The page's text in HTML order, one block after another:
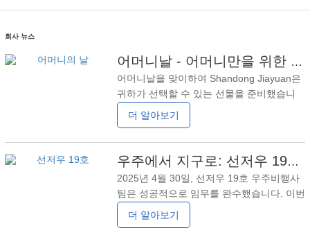
회사 뉴스
어머니날 - 어머니만을 위한 선물 선택하기
어머니날을 맞이하여 Shandong Jiayuan은
귀하가 선택할 수 있는 선물을 준비했습니
다. Shandong Jiayuan Plastic Technology
Co., Ltd.는 20년 이상 샤워 커튼, 매트리스
업체로 Walmart 및 Target의 공장 감사 인증
은 물론 BSCI, SCAN 및 GRS 인증도 받았습
니다.아래에서 이 사랑스러운 선물 방으로
여러분을 초대합니다. 샤워커튼:식품등급
PEVA, 엄마 건강 챙기기, 방수, 곰팡이 방지,
물티슈로 깨끗해서 엄마가 욕실 위생 청소로
더 알아보기
우주에서 지구로: 선저우 19호의 귀환 여정에서 얻은 깨달음들
2025년 4월 30일, 선저우 19호 우주비행사
팀은 성공적으로 임무를 완수했습니다. 이번
선저우 19호는 중국의 우주정거장에서 성공
적으로 귀환함으로써 우주비행 역사상 여러
더 알아보기